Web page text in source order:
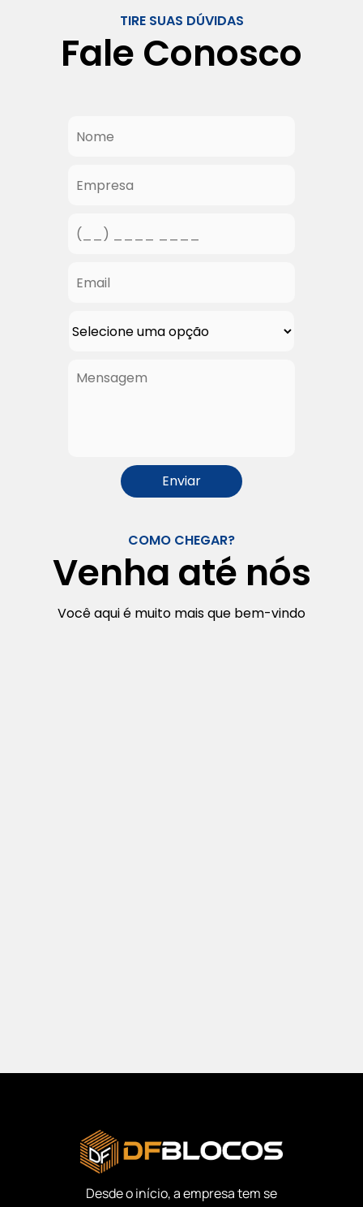
TIRE SUAS DÚVIDAS
Fale Conosco
COMO CHEGAR?
Venha até nós
Você aqui é muito mais que bem-vindo
Desde o início, a empresa tem se